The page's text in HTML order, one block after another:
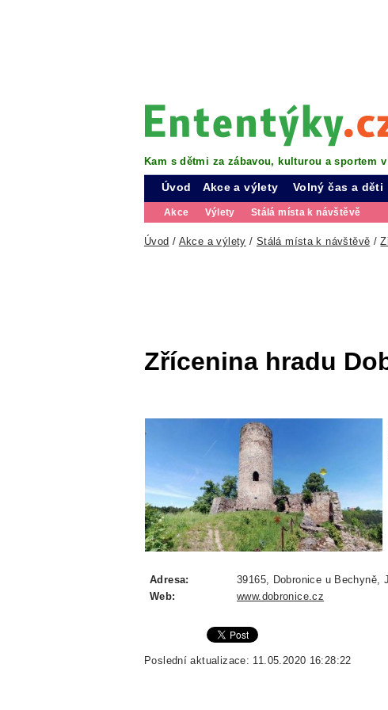
Kam s dětmi za zábavou, kulturou a sportem
Úvod Akce a výlety
Akce Výlety Stálá místa k návštěvě
Volný čas a děti
Úvod / Akce a výlety / Stálá místa k návštěvě /
Zřícenina hradu
Adresa:
39165, Dobronice u Bechyně,
Web:
www.dobronice.cz
Poslední aktualizace: 11.05.2020 16:28:22